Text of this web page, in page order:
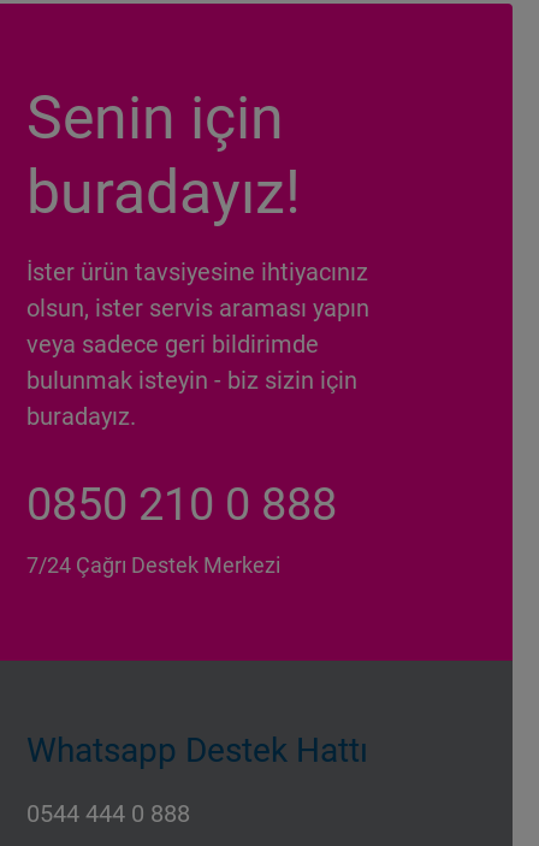
Senin için
buradayız!
İster ürün tavsiyesine ihtiyacınız
olsun, ister servis araması yapın
veya sadece geri bildirimde
bulunmak isteyin - biz sizin için
buradayız.
0850 210 0 888
7/24 Çağrı Destek Merkezi
Whatsapp Destek Hattı
0544 444 0 888